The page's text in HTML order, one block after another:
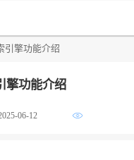
引擎功能介绍
擎功能介绍
06-12